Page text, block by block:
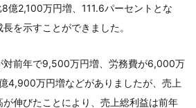
億2,100万円増、111.6パーセントとな
を示すことができました。
対前年で9,500万円増、労務費が6,000万
4,900万円増などがありましたが、売上
が伸びたことにより、売上総利益は前年